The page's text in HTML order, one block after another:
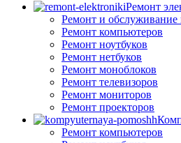
Ремонт
Ремонт и
Ремонт компьютеров
Ремонт ноутбуков
Ремонт нетбуков
Ремонт моноблоков
Ремонт телевизоров
Ремонт мониторов
Ремонт проекторов
Ремонт компьютеров